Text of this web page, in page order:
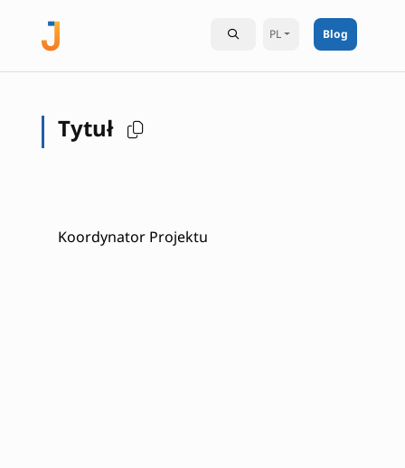
PL Blog
Tytuł
Koordynator Projektu